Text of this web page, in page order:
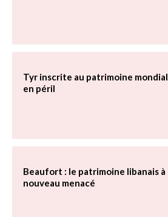
Tyr inscrite au patrimoine mondial
en péril
Beaufort : le patrimoine libanais à
nouveau menacé